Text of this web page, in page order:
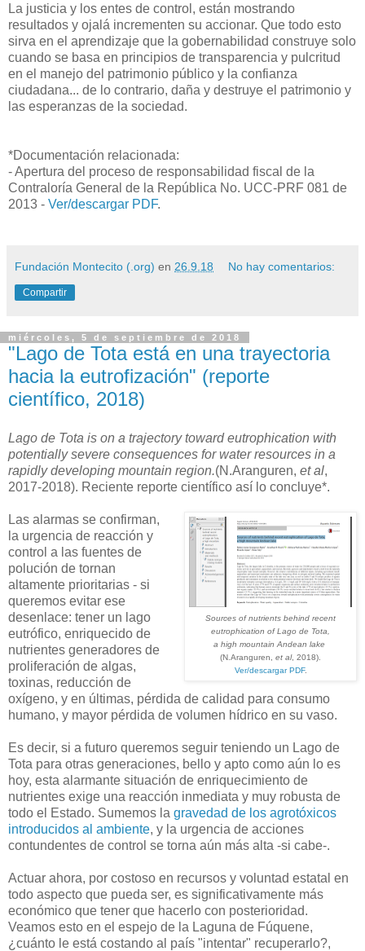
La justicia y los entes de control, están mostrando
resultados y ojalá incrementen su accionar. Que todo esto
sirva en el aprendizaje que la gobernabilidad construye solo
cuando se basa en principios de transparencia y pulcritud
en el manejo del patrimonio público y la confianza
ciudadana... de lo contrario, daña y destruye el patrimonio y
las esperanzas de la sociedad.
*Documentación relacionada:
- Apertura del proceso de responsabilidad fiscal de la
Contraloría General de la República No. UCC-PRF 081 de
2013 - Ver/descargar PDF.
Fundación Montecito (.org) en 26.9.18 No hay comentarios:
Compartir
miércoles, 5 de septiembre de 2018
"Lago de Tota está en una trayectoria
hacia la eutrofización" (reporte
científico, 2018)
Lago de Tota is on a trajectory toward eutrophication with
potentially severe consequences for waterresources in a
rapidly developing mountain region.(N.Aranguren, et al,
2017-2018). Reciente reporte científico así lo concluye*.
Sources of nutrients behind recent
eutrophication of Lago de Tota,
a high mountain Andean lake
(N.Aranguren, et al, 2018).
Ver/descargar PDF.
Las alarmas se confirman,
la urgencia de reacción y
control a las fuentes de
polución de tornan
altamente prioritarias - si
queremos evitar ese
desenlace: tener un lago
eutrófico, enriquecido de
nutrientes generadores de
proliferación de algas,
toxinas, reducción de
oxígeno, y en últimas, pérdida de calidad para consumo
humano, y mayor pérdida de volumen hídrico en su vaso.
Es decir, si a futuro queremos seguir teniendo un Lago de
Tota para otras generaciones, bello y apto como aún lo es
hoy, esta alarmante situación de enriquecimiento de
nutrientes exige una reacción inmediata y muy robusta de
todo el Estado. Sumemos la gravedad de los agrotóxicos
introducidos al ambiente, y la urgencia de acciones
contundentes de control se torna aún más alta -si cabe-.
Actuar ahora, por costoso en recursos y voluntad estatal en
todo aspecto que pueda ser, es significativamente más
económico que tener que hacerlo con posterioridad.
Veamos esto en el espejo de la Laguna de Fúquene,
¿cuánto le está costando al país "intentar" recuperarlo?,